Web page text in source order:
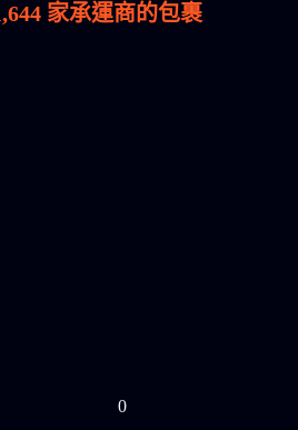
家承運商的包裹
0